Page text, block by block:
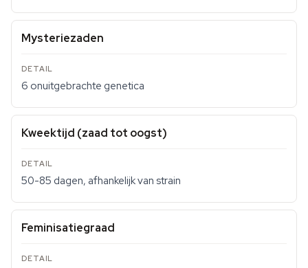
Mysteriezaden
6 onuitgebrachte genetica
Kweektijd (zaad tot oogst)
50-85 dagen, afhankelijk van strain
Feminisatiegraad